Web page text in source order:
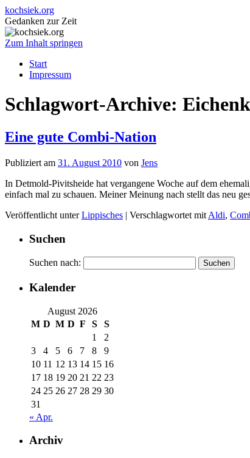
kochsiek.org
Gedanken zur Zeit
Zum Inhalt springen
Start
Impressum
Schlagwort-Archive:
Eine gute Combi-Nation
Publiziert am 31. August 2010 von Jens
In Detmold-Pivitsheide hat vergangene Woche auf dem
einfach mal zu schauen. Meiner Meinung nach stellt das neu
Veröffentlicht unter Lippisches | Verschlagwortet mit Aldi,
Suchen
Suchen nach:
Kalender
August 2026
M D M D F S
S
1
2
3
4 5 6 7 8
9
10 11 12 13 14 15 16
17 18 19 20 21 22 23
24 25 26 27 28 29 30
31
« Apr.
Archiv